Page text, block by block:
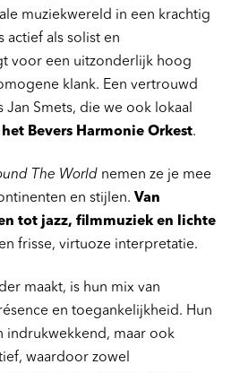
muziekwereld in een krachtig
actief als solist en
voor een uitzonderlijk hoog
klank. Een vertrouwd
Smets, die we ook lokaal
Bevers Harmonie Orkest.
The World nemen ze je mee
en stijlen. Van
tot jazz, filmmuziek en lichte
frisse, virtuoze interpretatie.
maakt, is hun mix van
en toegankelijkheid. Hun
indrukwekkend, maar ook
waardoor zowel